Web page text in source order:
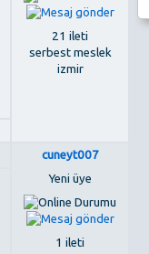
21 ileti
serbest meslek
izmir
cuneyt007
Yeni üye
1 ileti